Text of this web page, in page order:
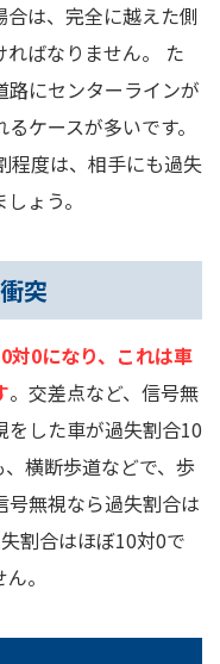
は、完全に越えた側
ばなりません。 た
にセンターラインが
ケースが多いです。
程度は、相手にも過失
ょう。
突
対0になり、これは車
。交差点など、信号無
した車が過失割合10
横断歩道などで、歩
無視なら過失割合は
割合はほぼ10対0で
。